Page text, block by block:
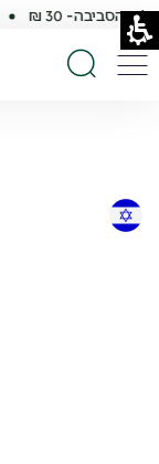
והסביבה- 30 ₪